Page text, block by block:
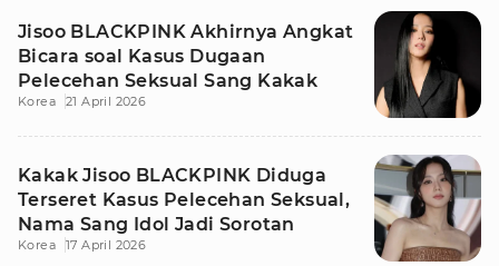
Jisoo BLACKPINK Akhirnya Angkat
Bicara soal Kasus Dugaan
Pelecehan Seksual Sang Kakak
Korea 21 April 2026
Kakak Jisoo BLACKPINK Diduga
Terseret Kasus Pelecehan Seksual,
Nama Sang Idol Jadi Sorotan
Korea 17 April 2026